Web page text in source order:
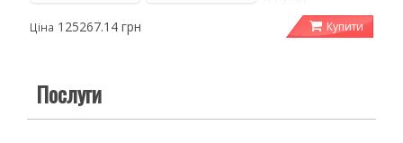
Ціна 125267.14 грн Купити
Послуги